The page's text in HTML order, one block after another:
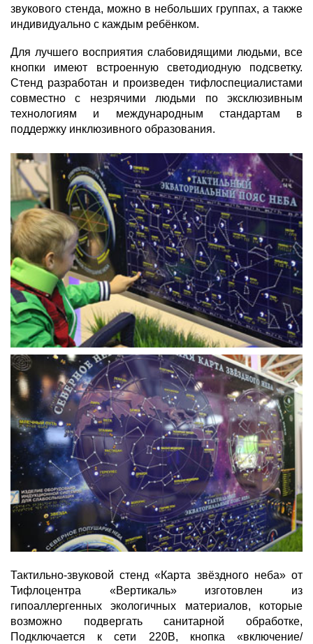
звукового стенда, можно в небольших группах, а также
индивидуально с каждым ребёнком.
Для лучшего восприятия слабовидящими людьми, все
кнопки имеют встроенную светодиодную подсветку.
Стенд разработан и произведен тифлоспециалистами
совместно с незрячими людьми по эксклюзивным
технологиям и международным стандартам в
поддержку инклюзивного образования.
Тактильно-звуковой стенд «Карта звёздного неба» от
Тифлоцентра «Вертикаль» изготовлен из
гипоаллергенных экологичных материалов, которые
возможно подвергать санитарной обработке,
Подключается к сети 220В, кнопка «включение/